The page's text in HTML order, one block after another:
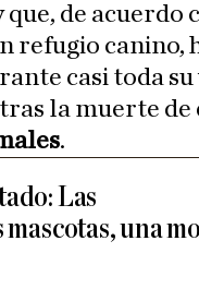
de acuerdo
refugio canino,
casi toda
la muerte de
.
Las
una